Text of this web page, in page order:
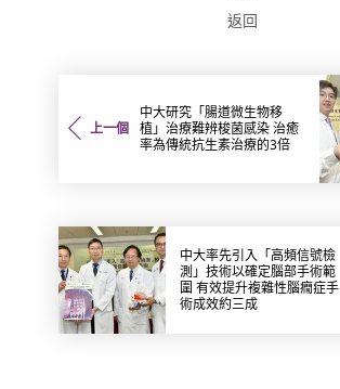
返回
上一個
中大研究「腸道微生物移
植」治療難辨梭菌感染 治癒
率為傳統抗生素治療的3倍
中大率先引入「高頻信號檢
測」技術以確定腦部手術範
圍 有效提升複雜性腦癇症手
術成效約三成